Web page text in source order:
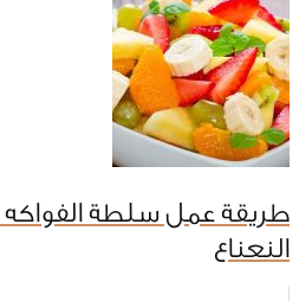
طريقة عمل سلطة الفواكه
النعناع